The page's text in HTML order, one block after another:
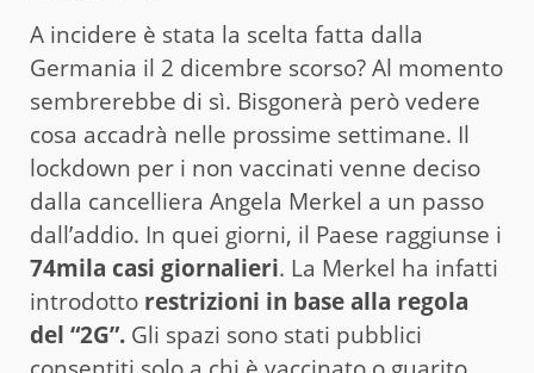
A incidere è stata la scelta fatta dalla
Germania il 2 dicembre scorso? Al momento
sembrerebbe di sì. Bisgonerà però vedere
cosa accadrà nelle prossime settimane. Il
lockdown per i non vaccinati venne deciso
dalla cancelliera Angela Merkel a un passo
dall’addio. In quei giorni, il Paese raggiunse i
74mila casi giornalieri. La Merkel ha infatti
introdotto restrizioni in base alla regola
del “2G”. Gli spazi sono stati pubblici